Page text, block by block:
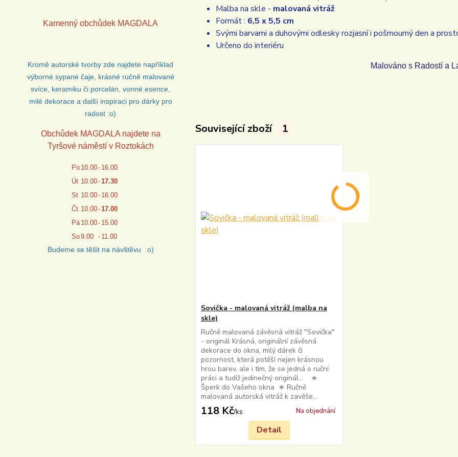
Kamenný obchůdek MAGDALA
Kromě autorské tvorby zde najdete například
výborné sypané čaje, krásné ručně malované
svíce, keramiku či porcelán, vonné esence,
milé dekorace a další inspiraci pro dárky pro
radost :o)
Obchůdek MAGDALA najdete na
Tyršové náměstí v Roztokách
Po 10.00- 16.00
Út 10.00-17.30
St 10.00- 16.00
Čt 10.00-17.00
Pá 10.00- 15.00
So9.00 - 11.00
Budeme se těšit na návštěvu :o)
Malba na skle - malovaná vitráž
Formát : 6,5 x 5,5 cm
Svými barvami a duhovými odlesky rozjasní i pošmourný den a
Určeno do interiéru
Malováno s Radostí a
Související zboží 1
Sovička - malovaná vitráž (malba na
skle)
Ručně malovaná závěsná vitráž "Sovička"
- originál Krásná, originální závěsná
dekorace do okna, milý dárek či
pozornost, která potěší nejen krásnou
hrou barev, ale i tím, že se jedná o ruční
práci a tudíž jedinečný originál... ∗
Šperk do Vašeho okna ∗ Ručně
malovaná autorská vitráž k zavěše...
118 Kč/ks Na objednání
Detail